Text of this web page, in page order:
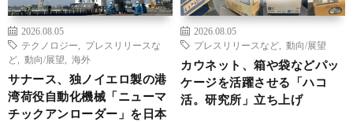
2026.08.05
テクノロジー
プレスリリースな
ど
動向/展望 海外
サナース、独ノイエロ製の港
湾荷役自動化機械「ニューマ
チックアンローダー」を日本
2026.08.05
プレスリリースなど
動向/展望
カウネット、箱や袋などパッ
ケージを活躍させる「ハコ
活。研究所」立ち上げ